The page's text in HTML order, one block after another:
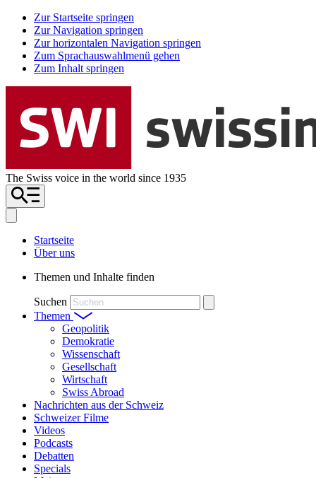
Zur Startseite springen
Zur Navigation springen
Zur horizontalen Navigation springen
Zum Sprachauswahlmenü gehen
Zum Inhalt springen
The Swiss voice in the world since 1935
Startseite
Über uns
Themen und Inhalte finden
Suchen
Themen
Geopolitik
Demokratie
Wissenschaft
Gesellschaft
Wirtschaft
Swiss Abroad
Nachrichten aus der Schweiz
Schweizer Filme
Videos
Podcasts
Debatten
Specials